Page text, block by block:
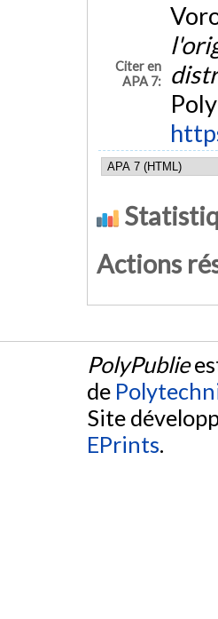
Citer en
APA 7:
Actions
PolyPublie
de
Site
EPrints.